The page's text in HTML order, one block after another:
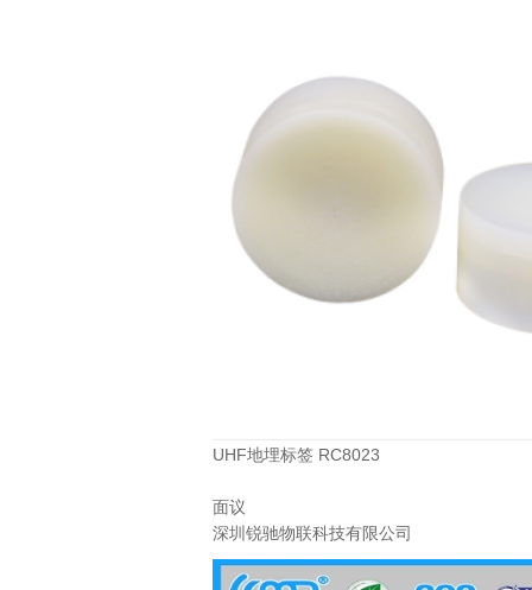
UHF地埋标签 RC8023
面议
深圳锐驰物联科技有限公司